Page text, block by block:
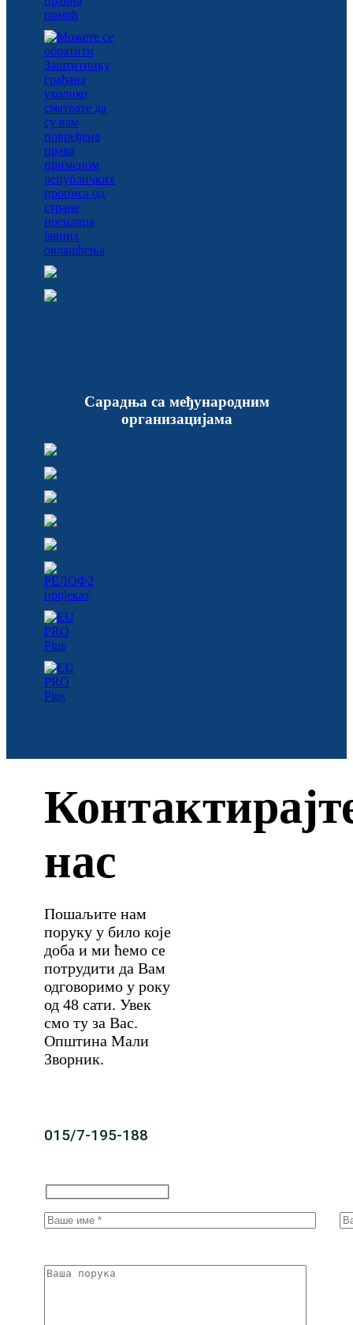
Сарадња са међународним
организацијама
нас
Пошаљите нам
поруку у било које
доба и ми ћемо се
потрудити да Вам
одговоримо у року
од 48 сати. Увек
смо ту за Вас.
Општина Мали
Зворник.
015/7-195-188